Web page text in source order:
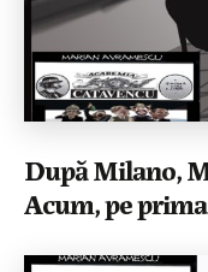
După Milano,
Acum, pe